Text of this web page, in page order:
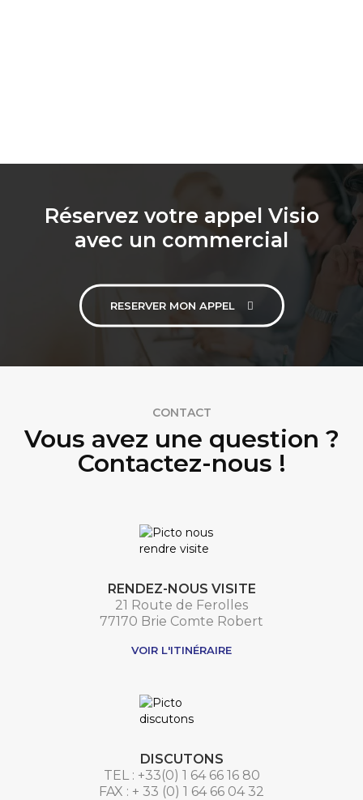
Réservez votre appel Visio
avec un commercial
RESERVER MON APPEL
CONTACT
Vous avez une question ?
Contactez-nous !
RENDEZ-NOUS VISITE
21 Route de Ferolles
77170 Brie Comte Robert
VOIR L'ITINÉRAIRE
DISCUTONS
TEL : +33(0) 1 64 66 16 80
FAX : + 33 (0) 1 64 66 04 32